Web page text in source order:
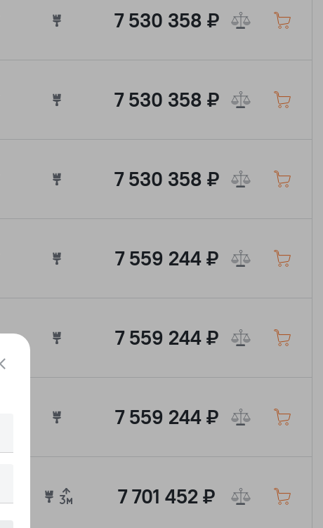
7 530 358 ₽
7 530 358 ₽
7 530 358 ₽
7 559 244 ₽
7 559 244 ₽
7 559 244 ₽
7 701 452 ₽